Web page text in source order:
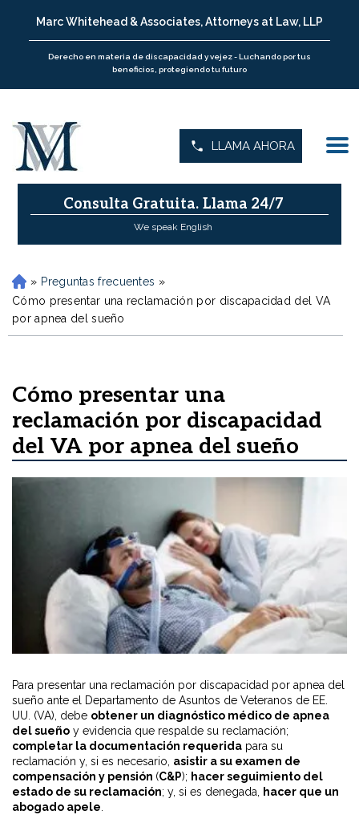
Marc Whitehead & Associates, Attorneys at Law, LLP
Derecho en materia de discapacidad y vejez - Luchando por tus
beneficios, protegiendo tu futuro
LLAMA AHORA
Consulta Gratuita. Llama 24/7
We speak English
H
o
m
e
» Preguntas frecuentes »
Cómo presentar una reclamación por discapacidad del VA
por apnea del sueño
Cómo presentar una
reclamación por discapacidad
del VA por apnea del sueño
Para presentar una reclamación por discapacidad por apnea del
sueño ante el Departamento de Asuntos de Veteranos de EE.
UU. (VA), debe obtener un diagnóstico médico de apnea
del sueño y evidencia que respalde su reclamación;
completar la documentación requerida para su
reclamación y, si es necesario, asistir a su examen de
compensación y pensión (C&P); hacer seguimiento del
estado de su reclamación; y, si es denegada, hacer que un
abogado apele.